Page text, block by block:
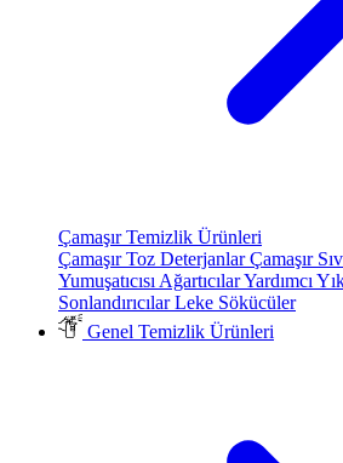
Çamaşır Temizlik Ürünleri
Çamaşır Toz DeterjanlarÇamaşır
Yumuşatıcısı AğartıcılarYardımcı
SonlandırıcılarLeke Sökücüler
Genel Temizlik Ürünleri